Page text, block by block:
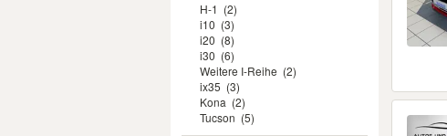
H-1 (2)
i10 (3)
i20 (8)
i30 (6)
Weitere I-Reihe (2)
ix35 (3)
Kona (2)
Tucson (5)